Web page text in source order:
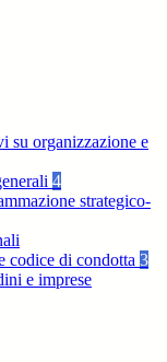
su organizzazione e
4
strategico-
codice di condotta 3
e imprese